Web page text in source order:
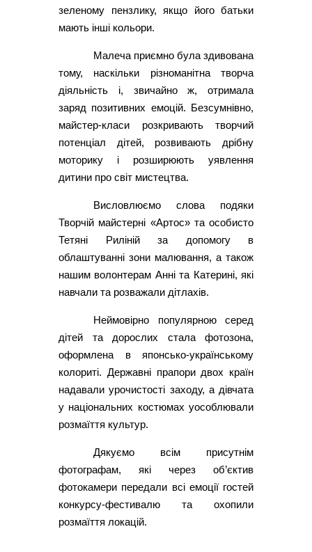
зеленому пензлику, якщо його батьки
мають інші кольори.
Малеча приємно була здивована
тому, наскільки різноманітна творча
діяльність і, звичайно ж, отримала
заряд позитивних емоцій. Безсумнівно,
майстер-класи розкривають творчий
потенціал дітей, розвивають дрібну
моторику і розширюють уявлення
дитини про світ мистецтва.
Висловлюємо слова подяки
Творчій майстерні «Артос» та особисто
Тетяні Риліній за допомогу в
облаштуванні зони малювання, а також
нашим волонтерам Анні та Катерині, які
навчали та розважали дітлахів.
Неймовірно популярною серед
дітей та дорослих стала фотозона,
оформлена в японсько-українському
колориті. Державні прапори двох країн
надавали урочистості заходу, а дівчата
у національних костюмах уособлювали
розмаїття культур.
Дякуємо всім присутнім
фотографам, які через об’єктив
фотокамери передали всі емоції гостей
конкурсу-фестивалю та охопили
розмаїття локацій.